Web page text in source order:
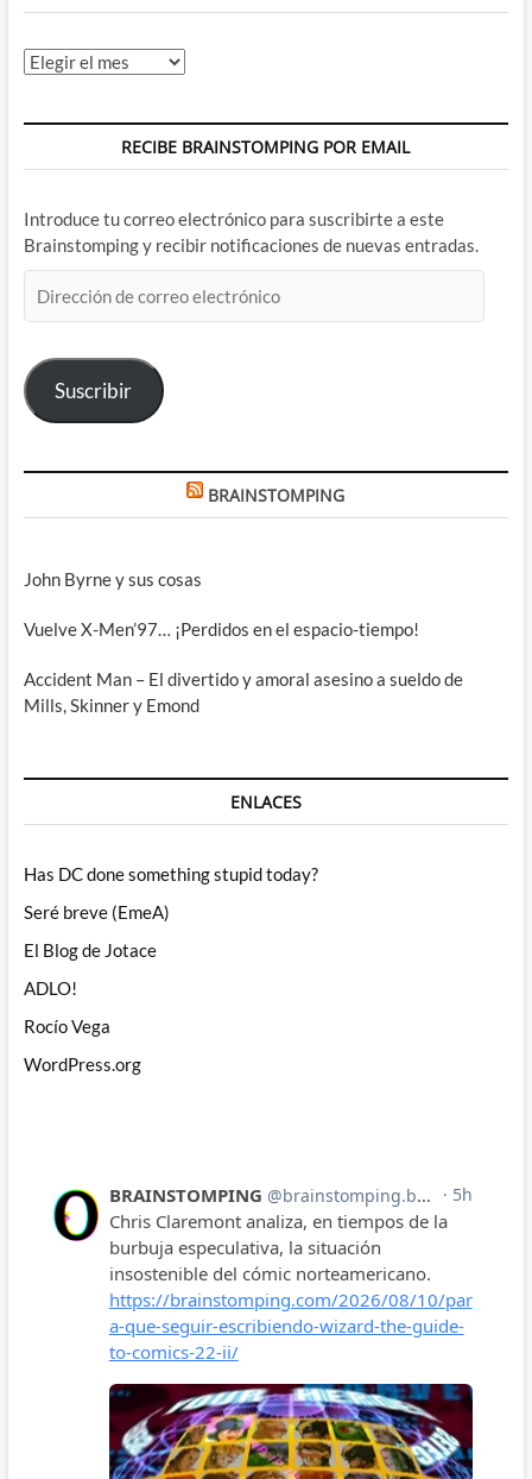
Archivos
RECIBE BRAINSTOMPING POR EMAIL
Introduce tu correo electrónico para suscribirte a este
Brainstomping y recibir notificaciones de nuevas entradas.
de
electrónico
Suscribir
BRAINSTOMPING
John Byrne y sus cosas
Vuelve X-Men’97… ¡Perdidos en el espacio-tiempo!
Accident Man – El divertido y amoral asesino a sueldo de
Mills, Skinner y Emond
ENLACES
Has DC done something stupid today?
Seré breve (EmeA)
El Blog de Jotace
ADLO!
Rocío Vega
WordPress.org